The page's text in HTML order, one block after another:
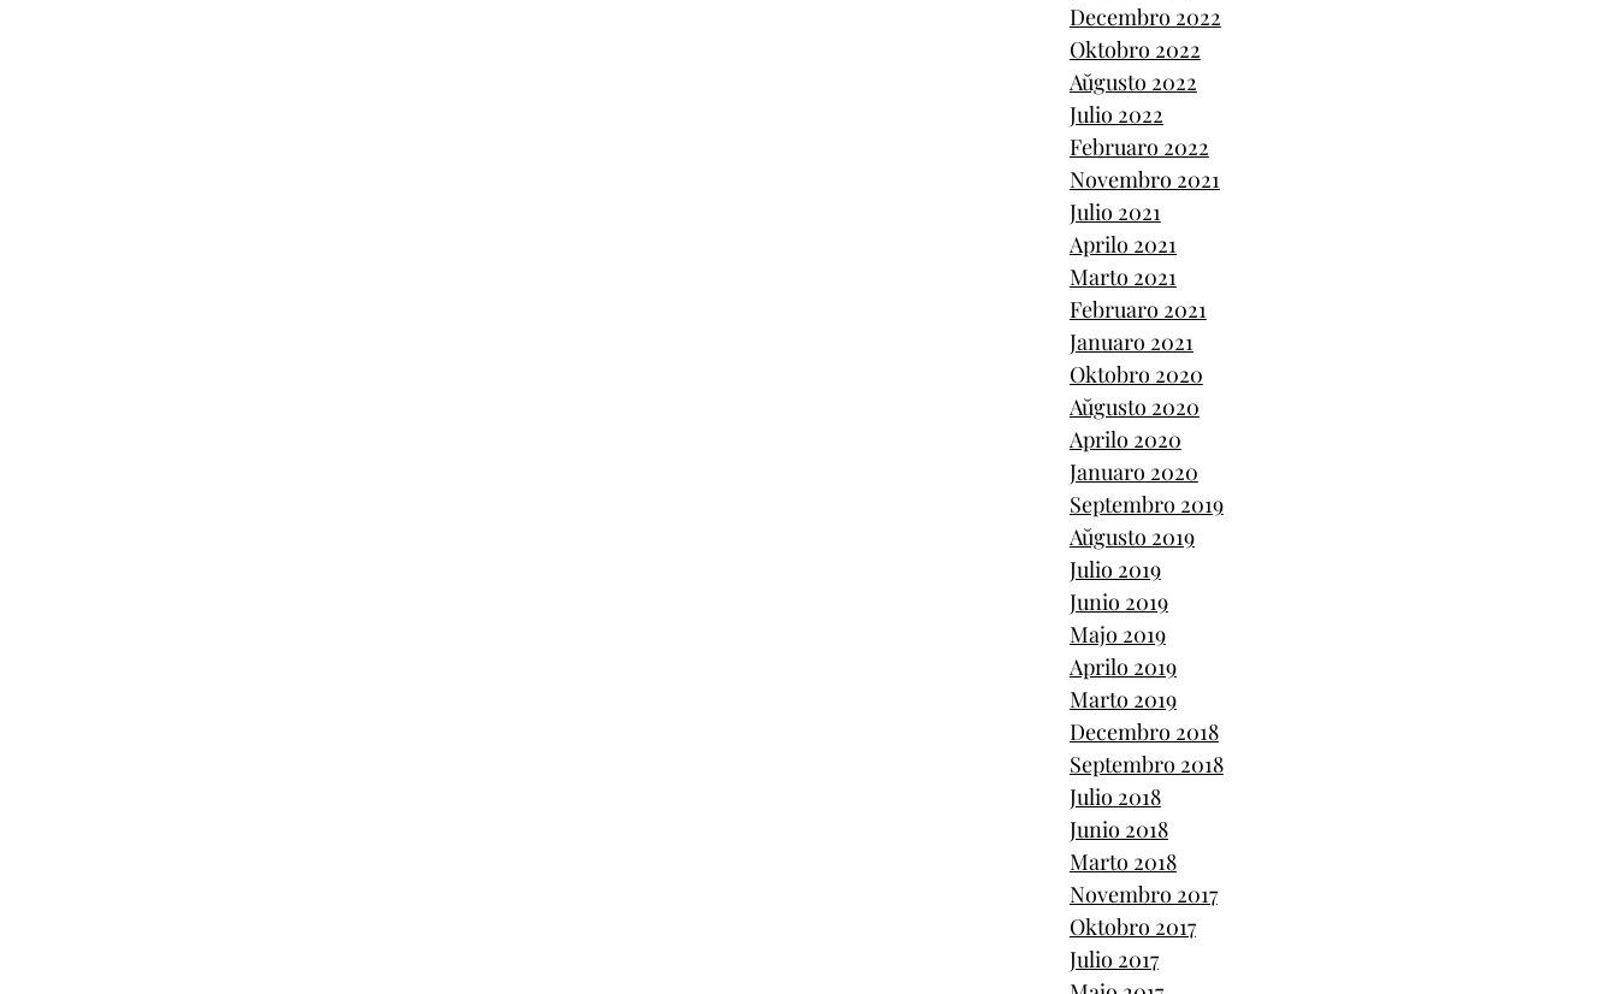
Decembro 2022
Oktobro 2022
Aŭgusto 2022
Julio 2022
Februaro 2022
Novembro 2021
Julio 2021
Aprilo 2021
Marto 2021
Februaro 2021
Januaro 2021
Oktobro 2020
Aŭgusto 2020
Aprilo 2020
Januaro 2020
Septembro 2019
Aŭgusto 2019
Julio 2019
Junio 2019
Majo 2019
Aprilo 2019
Marto 2019
Decembro 2018
Septembro 2018
Julio 2018
Junio 2018
Marto 2018
Novembro 2017
Oktobro 2017
Julio 2017